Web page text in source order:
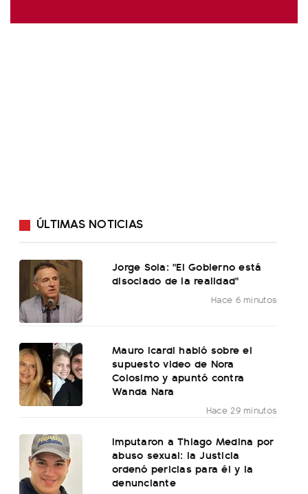
ÚLTIMAS NOTICIAS
Jorge Sola: "El Gobierno está
disociado de la realidad"
Hace 6 minutos
Mauro Icardi habló sobre el
supuesto video de Nora
Colosimo y apuntó contra
Wanda Nara
Hace 29 minutos
Imputaron a Thiago Medina por
abuso sexual: la Justicia
ordenó pericias para él y la
denunciante